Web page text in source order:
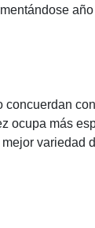
concuerdan
ocupa más
variedad